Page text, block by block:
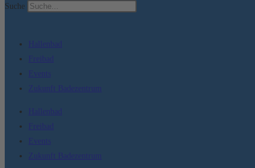
Suche
Hallenbad
Freibad
Events
Zukunft Badezentrum
Hallenbad
Freibad
Events
Zukunft Badezentrum